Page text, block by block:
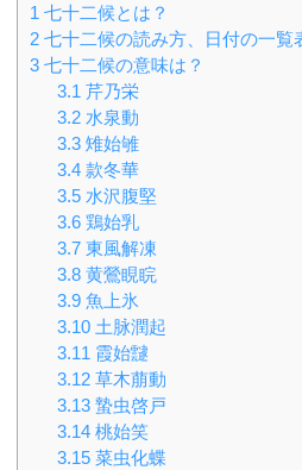
1 七十二候とは？
2 七十二候の読み方、日付の一覧
3 七十二候の意味は？
3.1 芹乃栄
3.2 水泉動
3.3 雉始雊
3.4 款冬華
3.5 水沢腹堅
3.6 鶏始乳
3.7 東風解凍
3.8 黄鶯睍睆
3.9 魚上氷
3.10 土脉潤起
3.11 霞始靆
3.12 草木萠動
3.13 蟄虫啓戸
3.14 桃始笑
3.15 菜虫化蝶